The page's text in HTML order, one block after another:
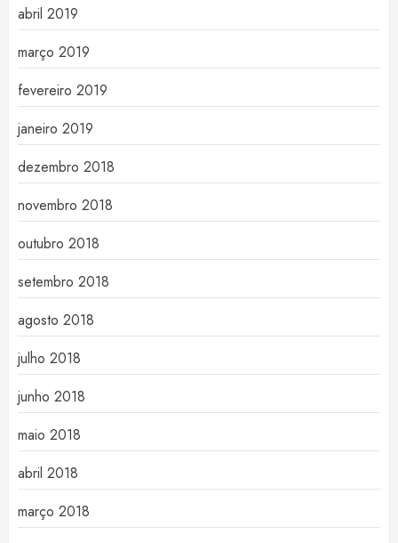
abril 2019
março 2019
fevereiro 2019
janeiro 2019
dezembro 2018
novembro 2018
outubro 2018
setembro 2018
agosto 2018
julho 2018
junho 2018
maio 2018
abril 2018
março 2018